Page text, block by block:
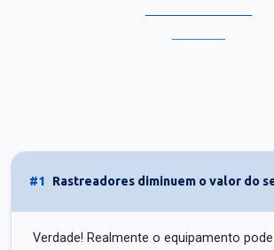
#1 Rastreadores diminuem o valor do
Verdade! Realmente o equipamento